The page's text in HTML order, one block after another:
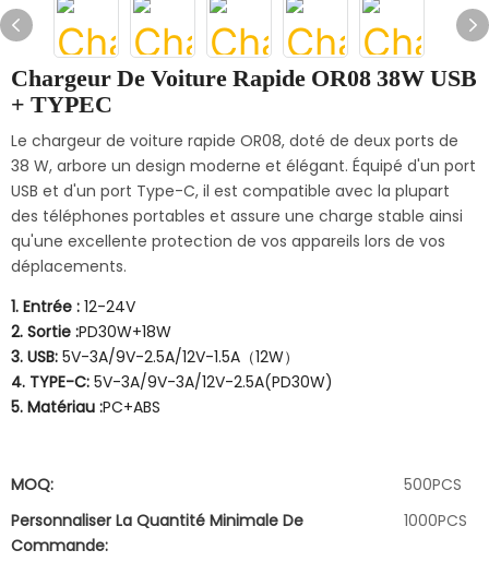
Chargeur De Voiture Rapide OR08 38W USB
+ TYPEC
Le chargeur de voiture rapide OR08, doté de deux ports de
38 W, arbore un design moderne et élégant. Équipé d'un port
USB et d'un port Type-C, il est compatible avec la plupart
des téléphones portables et assure une charge stable ainsi
qu'une excellente protection de vos appareils lors de vos
déplacements.
1. Entrée : 12-24V
2. Sortie :PD30W+18W
3. USB: 5V-3A/9V-2.5A/12V-1.5A（12W）
4. TYPE-C: 5V-3A/9V-3A/12V-2.5A(PD30W)
5. Matériau :PC+ABS
MOQ:
500PCS
Personnaliser La Quantité Minimale De
Commande:
1000PCS